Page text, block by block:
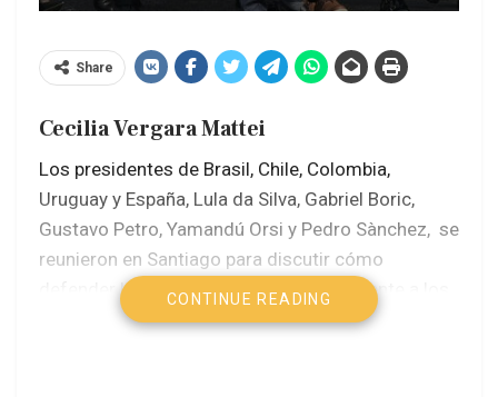
Share
Cecilia Vergara Mattei
Los presidentes de Brasil, Chile, Colombia,
Uruguay y España, Lula da Silva, Gabriel Boric,
Gustavo Petro, Yamandú Orsi y Pedro Sànchez, se
reunieron en Santiago para discutir cómo
defender las democracias modernas frente a los
avances de los extremismos y coincidieron en «la
CONTINUE READING